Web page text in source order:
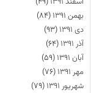
بهمن ۱۳۹۱
(۸۴)
دی ۱۳۹۱
(۹۳)
آذر ۱۳۹۱
(۶۴)
آبان ۱۳۹۱
(۵۹)
مهر ۱۳۹۱
(۷۶)
شهریور ۱۳۹۱
(۷۹)